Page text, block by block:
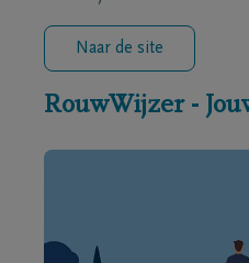
Naar de site
RouwWijzer -